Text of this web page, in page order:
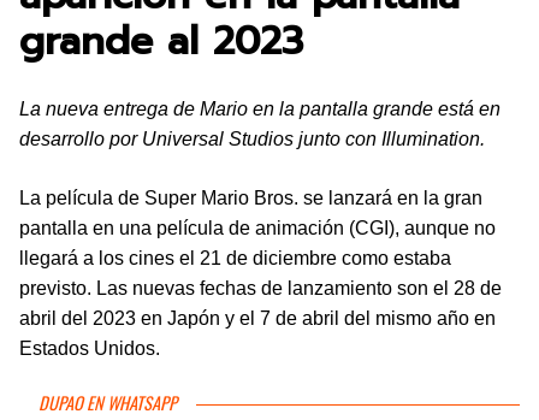
grande al 2023
La nueva entrega de Mario en la pantalla grande está en
desarrollo por Universal Studios junto con Illumination.
La película de Super Mario Bros. se lanzará en la gran
pantalla en una película de animación (CGI), aunque no
llegará a los cines el 21 de diciembre como estaba
previsto. Las nuevas fechas de lanzamiento son el 28 de
abril del 2023 en Japón y el 7 de abril del mismo año en
Estados Unidos.
DUPAO EN WHATSAPP